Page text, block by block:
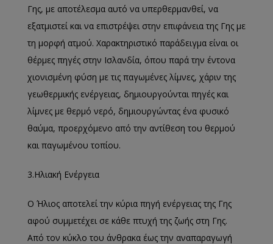
Γης, με αποτέλεσμα αυτό να υπερθερμανθεί, να
εξατμιστεί και να επιστρέψει στην επιφάνεια της Γης με
τη μορφή ατμού. Χαρακτηριστικό παράδειγμα είναι οι
θέρμες πηγές στην Ισλανδία, όπου παρά την έντονα
χιονισμένη φύση με τις παγωμένες λίμνες, χάριν της
γεωθερμικής ενέργειας, δημιουργούνται πηγές και
λίμνες με θερμό νερό, δημιουργώντας ένα φυσικό
θαύμα, προερχόμενο από την αντίθεση του θερμού
και παγωμένου τοπίου.
3.Ηλιακή Ενέργεια
Ο Ήλιος αποτελεί την κύρια πηγή ενέργειας της Γης
αφού συμμετέχει σε κάθε πτυχή της ζωής στη Γης.
Από τον κύκλο του άνθρακα έως την αναπαραγωγή